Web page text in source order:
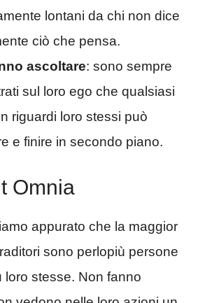
lontani da chi non dice
ciò che pensa.
ascoltare: sono sempre
sul loro ego che qualsiasi
riguardi loro stessi può
e finire in secondo piano.
Omnia
appurato che la maggior
sono perlopiù persone
loro stesse. Non fanno